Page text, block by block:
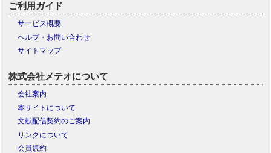
ご利用ガイド
サービス概要
ヘルプ・お問い合わせ
サイトマップ
株式会社メテオについて
会社案内
本サイトについて
文献配信契約のご案内
リンクについて
会員規約